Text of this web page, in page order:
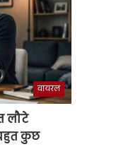
वायरल
लौटे
कुछ